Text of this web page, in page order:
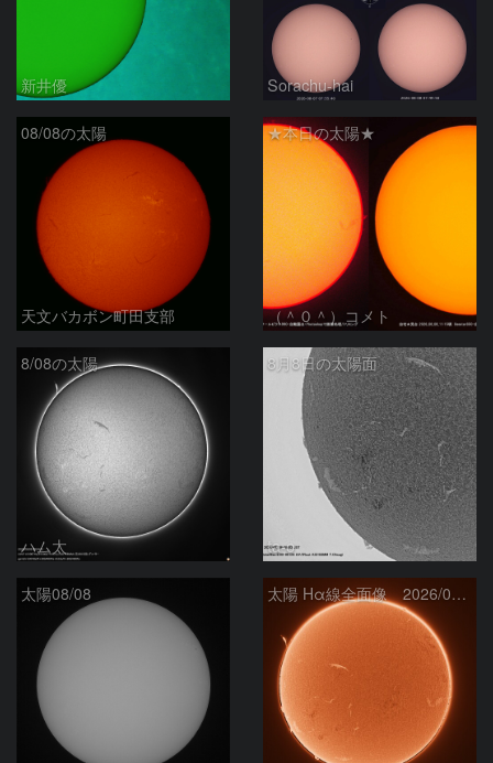
新井優 Sorachu-hai
08/08の太陽
天文バカボン町田支部
★本日の太陽★
（＾０＾）コメト
8/08の太陽
ハム太
8月8日の太陽面
ta-o
太陽08/08 太陽 Hα線全面像 2026/08/08